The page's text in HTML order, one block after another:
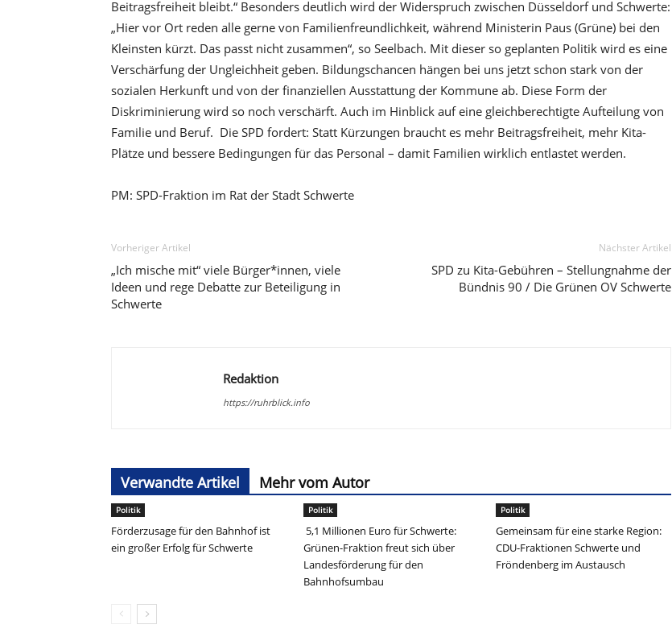
Beitragsfreiheit bleibt.“ Besonders deutlich wird der Widerspruch zwischen Düsseldorf und Schwerte:
„Hier vor Ort reden alle gerne von Familienfreundlichkeit, während Ministerin Paus (Grüne) bei den
Kleinsten kürzt. Das passt nicht zusammen“, so Seelbach. Mit dieser so geplanten Politik wird es eine
Verschärfung der Ungleichheit geben. Bildungschancen hängen bei uns jetzt schon stark von der
sozialen Herkunft und von der finanziellen Ausstattung der Kommune ab. Diese Form der
Diskriminierung wird so noch verschärft. Auch im Hinblick auf eine gleichberechtigte Aufteilung von
Familie und Beruf. Die SPD fordert: Statt Kürzungen braucht es mehr Beitragsfreiheit, mehr Kita-
Plätze und bessere Bedingungen für das Personal – damit Familien wirklich entlastet werden.
PM: SPD-Fraktion im Rat der Stadt Schwerte
Vorheriger Artikel
„Ich mische mit“ viele Bürger*innen, viele
Ideen und rege Debatte zur Beteiligung in
Schwerte
Nächster Artikel
SPD zu Kita-Gebühren – Stellungnahme der
Bündnis 90 / Die Grünen OV Schwerte
Redaktion
https://ruhrblick.info
Verwandte Artikel Mehr vom Autor
Politik
Förderzusage für den Bahnhof ist
ein großer Erfolg für Schwerte
Politik
5,1 Millionen Euro für Schwerte:
Grünen-Fraktion freut sich über
Landesförderung für den
Bahnhofsumbau
Politik
Gemeinsam für eine starke Region:
CDU-Fraktionen Schwerte und
Fröndenberg im Austausch